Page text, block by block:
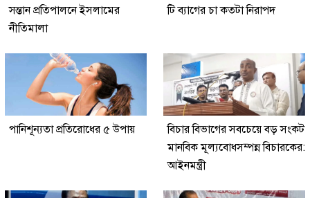
সন্তান প্রতিপালনে ইসলামের
নীতিমালা
টি ব্যাগের চা কতটা নিরাপদ
পানিশূন্যতা প্রতিরোধের ৫ উপায়
বিচার বিভাগের সবচেয়ে বড় সংকট
মানবিক মূল্যবোধসম্পন্ন বিচারকের:
আইনমন্ত্রী